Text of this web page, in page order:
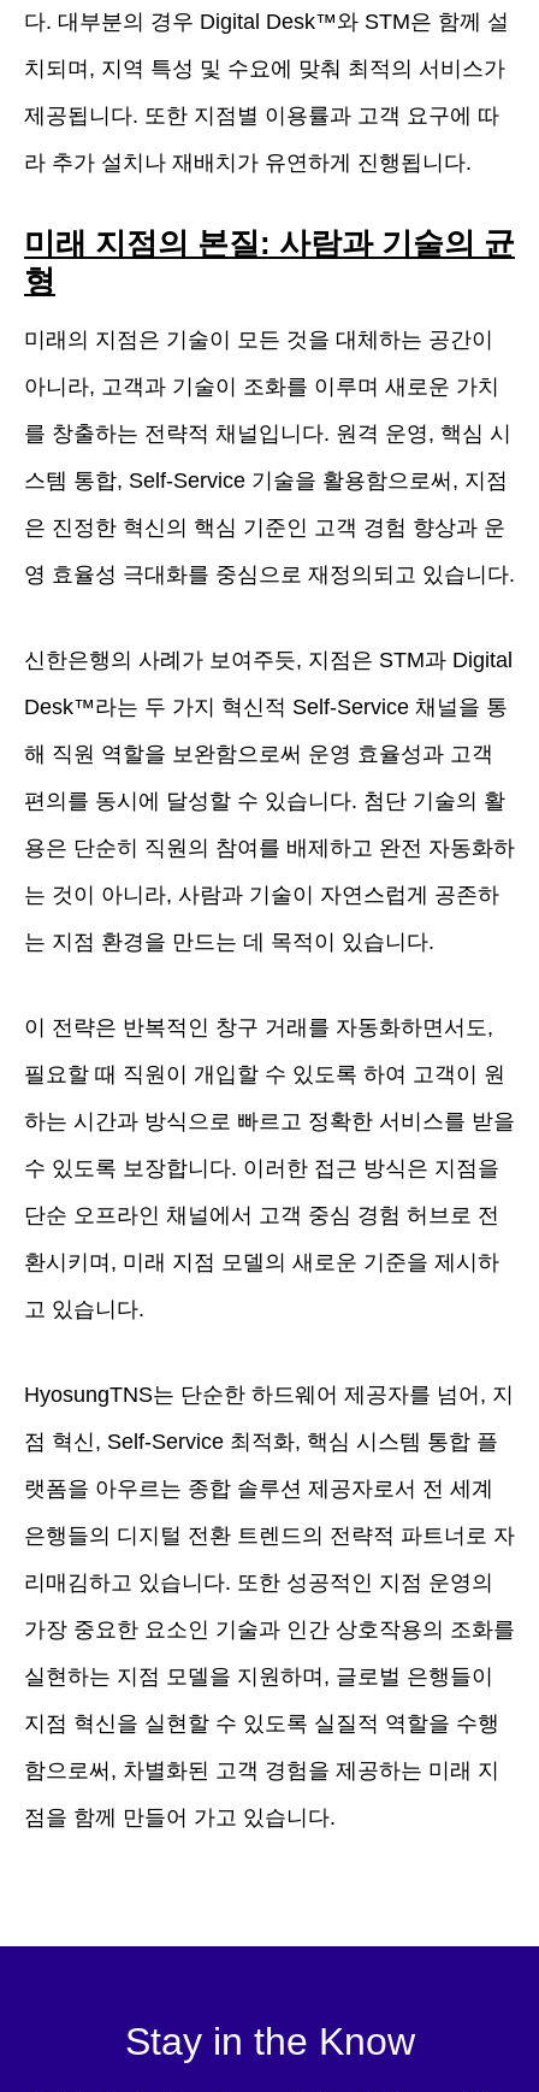
다. 대부분의 경우 Digital Desk™와 STM은 함께 설
치되며, 지역 특성 및 수요에 맞춰 최적의 서비스가
제공됩니다. 또한 지점별 이용률과 고객 요구에 따
라 추가 설치나 재배치가 유연하게 진행됩니다.
미래 지점의 본질: 사람과 기술의 균
형
미래의 지점은 기술이 모든 것을 대체하는 공간이
아니라, 고객과 기술이 조화를 이루며 새로운 가치
를 창출하는 전략적 채널입니다. 원격 운영, 핵심 시
스템 통합, Self-Service 기술을 활용함으로써, 지점
은 진정한 혁신의 핵심 기준인 고객 경험 향상과 운
영 효율성 극대화를 중심으로 재정의되고 있습니다.
신한은행의 사례가 보여주듯, 지점은 STM과 Digital
Desk™라는 두 가지 혁신적 Self-Service 채널을 통
해 직원 역할을 보완함으로써 운영 효율성과 고객
편의를 동시에 달성할 수 있습니다. 첨단 기술의 활
용은 단순히 직원의 참여를 배제하고 완전 자동화하
는 것이 아니라, 사람과 기술이 자연스럽게 공존하
는 지점 환경을 만드는 데 목적이 있습니다.
이 전략은 반복적인 창구 거래를 자동화하면서도,
필요할 때 직원이 개입할 수 있도록 하여 고객이 원
하는 시간과 방식으로 빠르고 정확한 서비스를 받을
수 있도록 보장합니다. 이러한 접근 방식은 지점을
단순 오프라인 채널에서 고객 중심 경험 허브로 전
환시키며, 미래 지점 모델의 새로운 기준을 제시하
고 있습니다.
HyosungTNS는 단순한 하드웨어 제공자를 넘어, 지
점 혁신, Self-Service 최적화, 핵심 시스템 통합 플
랫폼을 아우르는 종합 솔루션 제공자로서 전 세계
은행들의 디지털 전환 트렌드의 전략적 파트너로 자
리매김하고 있습니다. 또한 성공적인 지점 운영의
가장 중요한 요소인 기술과 인간 상호작용의 조화를
실현하는 지점 모델을 지원하며, 글로벌 은행들이
지점 혁신을 실현할 수 있도록 실질적 역할을 수행
함으로써, 차별화된 고객 경험을 제공하는 미래 지
점을 함께 만들어 가고 있습니다.
Stay in the Know